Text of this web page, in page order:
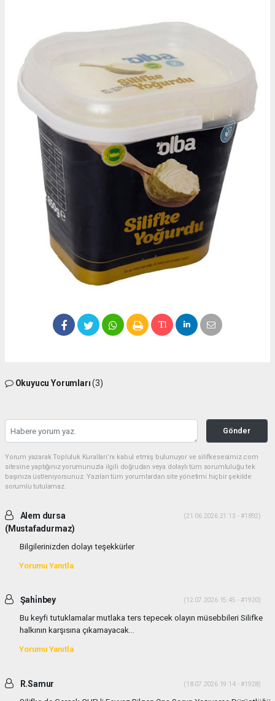
Okuyucu Yorumları(3)
Gönder
Yorum yazarak Topluluk Kuralları’nı kabul etmiş bulunuyor ve silifkesesimiz.com
sitesine yaptığınız yorumunuzla ilgili doğrudan veya dolaylı tüm sorumluluğu tek
başınıza üstleniyorsunuz. Yazılan tüm yorumlardan site yönetimi hiçbir şekilde
sorumlu tutulamaz.
Alem dursa
(Mustafadurmaz)
(21.06.2026 21:13 - #1892)
Bilgilerinizden dolayı teşekkürler
Yorumu Yanıtla
Şahi̇nbey (12.07.2026 15:45 - #1920)
Bu keyfi tutuklamalar mutlaka ters tepecek olayın müsebbileri Silifke
halkının karşısına çıkamayacak...
Yorumu Yanıtla
R.Samur (18.07.2026 19:14 - #1928)